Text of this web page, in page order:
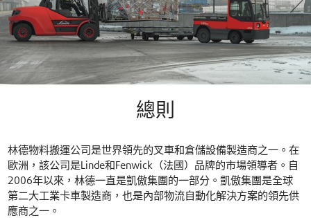
總則
林德物料搬運公司是世界領先的叉車和倉儲設備製造商之一。在
歐洲，該公司是Linde和Fenwick（法國）品牌的市場領導者。自
2006年以來，林德一直是凱傲集團的一部分。凱傲集團是全球
第二大工業卡車製造商，也是內部物流自動化解決方案的領先供
應商之一。